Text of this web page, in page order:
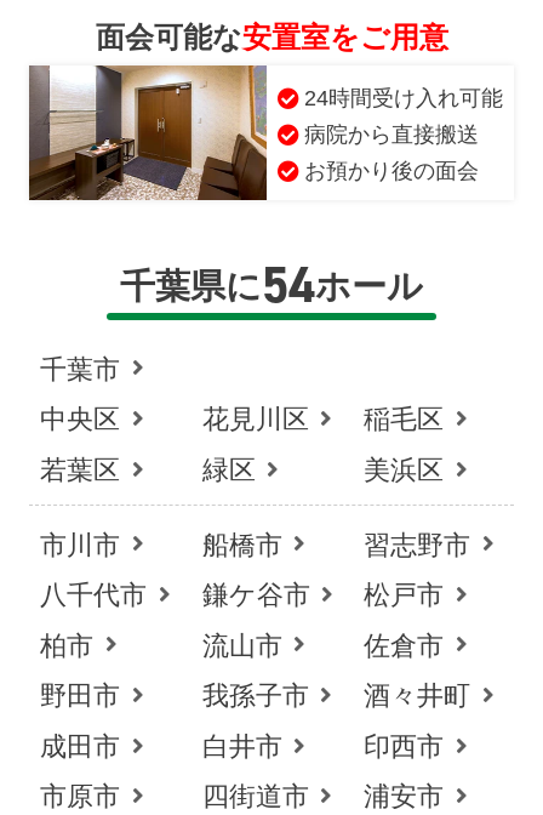
面会可能な安置室をご用意
24時間受け入れ可能
病院から直接搬送
お預かり後の面会
千葉県に54ホール
千葉市
中央区
花見川区
稲毛区
若葉区
緑区 美浜区
市川市 船橋市
習志野市
八千代市
鎌ケ谷市
松戸市
柏市
流山市
佐倉市
野田市
我孫子市
酒々井町
成田市
白井市
印西市
市原市
四街道市
浦安市